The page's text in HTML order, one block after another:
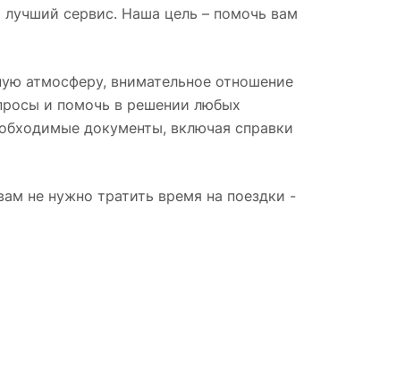
сервис. Наша цель – помочь вам
атмосферу, внимательное отношение
и помочь в решении любых
документы, включая справки
не нужно тратить время на поездки -